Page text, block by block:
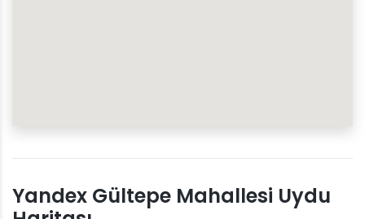
Yandex Gültepe Mahallesi Uydu